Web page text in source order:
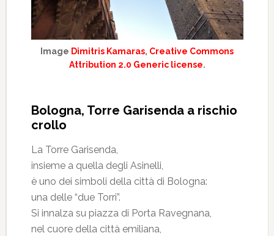
Image Dimitris Kamaras, Creative Commons
Attribution 2.0 Generic license.
Bologna, Torre Garisenda a rischio
crollo
La Torre Garisenda,
insieme a quella degli Asinelli,
è uno dei simboli della città di Bologna:
una delle “due Torri”.
Si innalza su piazza di Porta Ravegnana,
nel cuore della città emiliana,